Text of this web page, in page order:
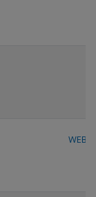
WEB